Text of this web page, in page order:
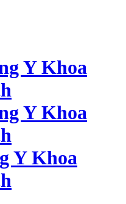
Y Khoa